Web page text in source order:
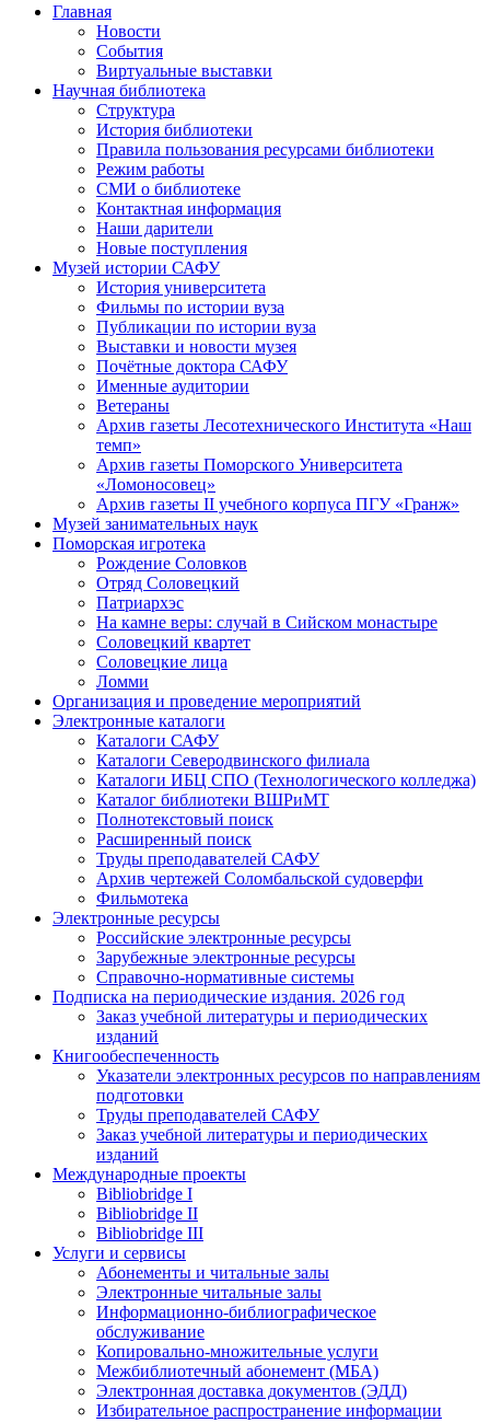
Главная
Новости
События
Виртуальные выставки
Научная библиотека
Структура
История библиотеки
Правила пользования ресурсами библиотеки
Режим работы
СМИ о библиотеке
Контактная информация
Наши дарители
Новые поступления
Музей истории САФУ
История университета
Фильмы по истории вуза
Публикации по истории вуза
Выставки и новости музея
Почётные доктора САФУ
Именные аудитории
Ветераны
Архив газеты Лесотехнического Института «Наш
темп»
Архив газеты Поморского Университета
«Ломоносовец»
Архив газеты II учебного корпуса ПГУ «Гранж»
Музей занимательных наук
Поморская игротека
Рождение Соловков
Отряд Соловецкий
Патриархэс
На камне веры: случай в Сийском монастыре
Соловецкий квартет
Соловецкие лица
Ломми
Организация и проведение мероприятий
Электронные каталоги
Каталоги САФУ
Каталоги Северодвинского филиала
Каталоги ИБЦ СПО (Технологического колледжа)
Каталог библиотеки ВШРиМТ
Полнотекстовый поиск
Расширенный поиск
Труды преподавателей САФУ
Архив чертежей Соломбальской судоверфи
Фильмотека
Электронные ресурсы
Российские электронные ресурсы
Зарубежные электронные ресурсы
Справочно-нормативные системы
Подписка на периодические издания. 2026 год
Заказ учебной литературы и периодических
изданий
Книгообеспеченность
Указатели электронных ресурсов по направлениям
подготовки
Труды преподавателей САФУ
Заказ учебной литературы и периодических
изданий
Международные проекты
Bibliobridge I
Bibliobridge II
Bibliobridge III
Услуги и сервисы
Абонементы и читальные залы
Электронные читальные залы
Информационно-библиографическое
обслуживание
Копировально-множительные услуги
Межбиблиотечный абонемент (МБА)
Электронная доставка документов (ЭДД)
Избирательное распространение информации